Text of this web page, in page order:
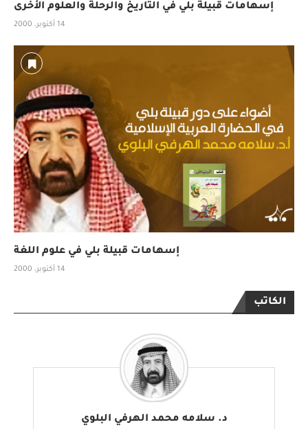
إسهامات قبيلة بلي في التاريخ والرحلة والعلوم الأخرى
14 أكتوبر، 2000
إسهامات قبيلة بلي في علوم اللغة
14 أكتوبر، 2000
الكاتب
د. سلامه محمد الهرفي البلوي